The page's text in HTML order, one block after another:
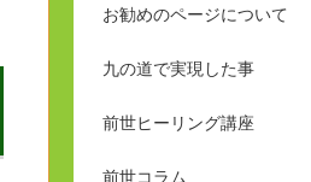
お勧めのページについて
九の道で実現した事
前世ヒーリング講座
前世コラム